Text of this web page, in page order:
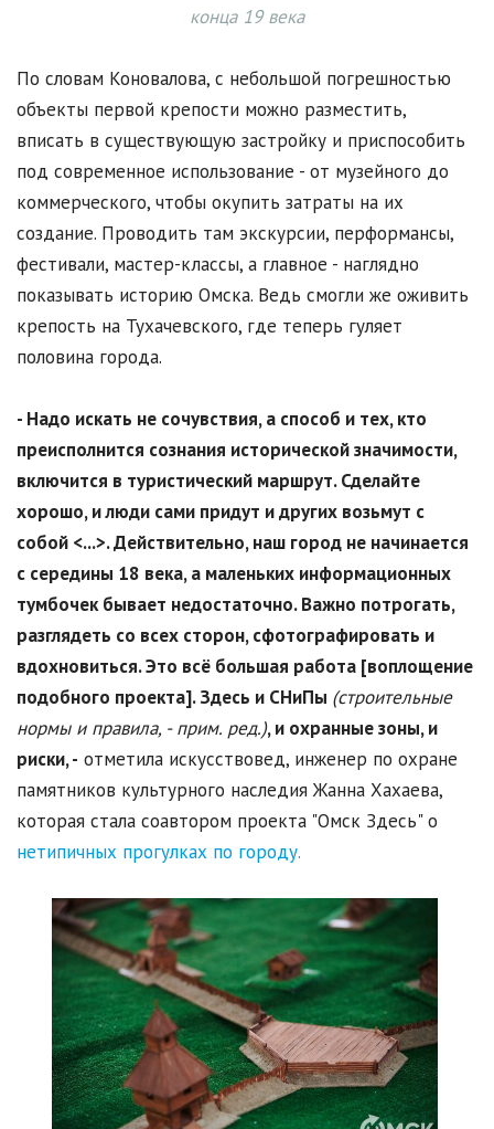
конца 19 века
По словам Коновалова, с небольшой погрешностью
объекты первой крепости можно разместить,
вписать в существующую застройку и приспособить
под современное использование - от музейного до
коммерческого, чтобы окупить затраты на их
создание. Проводить там экскурсии, перформансы,
фестивали, мастер-классы, а главное - наглядно
показывать историю Омска. Ведь смогли же оживить
крепость на Тухачевского, где теперь гуляет
половина города.
- Надо искать не сочувствия, а способ и тех, кто
преисполнится сознания исторической значимости,
включится в туристический маршрут. Сделайте
хорошо, и люди сами придут и других возьмут с
собой <...>. Действительно, наш город не начинается
с середины 18 века, а маленьких информационных
тумбочек бывает недостаточно. Важно потрогать,
разглядеть со всех сторон, сфотографировать и
вдохновиться. Это всё большая работа [воплощение
подобного проекта]. Здесь и СНиПы (строительные
нормы и правила, - прим. ред.), и охранные зоны, и
риски, - отметила искусствовед, инженер по охране
памятников культурного наследия Жанна Хахаева,
которая стала соавтором проекта "Омск Здесь" о
нетипичных прогулках по городу.